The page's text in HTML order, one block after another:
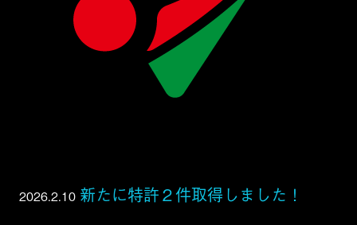
2026.2.10 新たに特許２件取得しました！